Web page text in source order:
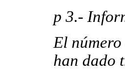
p 3.-
El
han dado